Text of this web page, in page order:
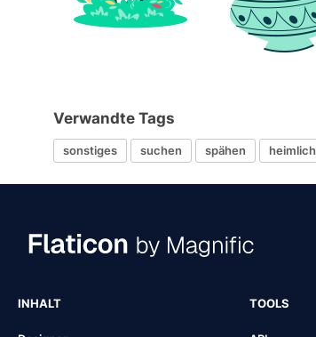
Verwandte Tags
sonstiges suchen spähen heimlich
INHALT TOOLS